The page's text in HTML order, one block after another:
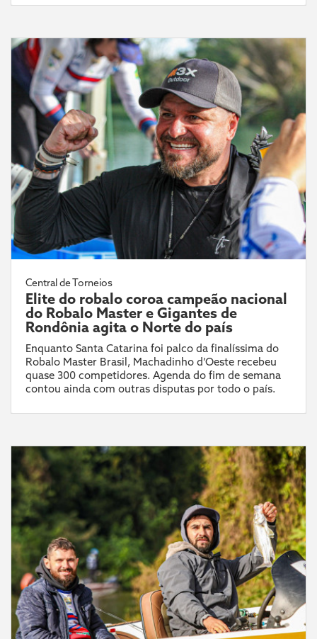
Central de Torneios
Elite do robalo coroa campeão nacional
do Robalo Master e Gigantes de
Rondônia agita o Norte do país
Enquanto Santa Catarina foi palco da finalíssima do
Robalo Master Brasil, Machadinho d’Oeste recebeu
quase 300 competidores. Agenda do fim de semana
contou ainda com outras disputas por todo o país.